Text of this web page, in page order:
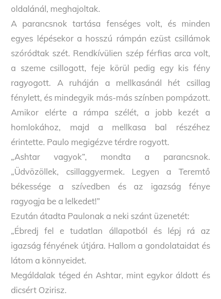
oldalánál, meghajoltak.
A parancsnok tartása fenséges volt, és minden
egyes lépésekor a hosszú rámpán ezüst csillámok
szóródtak szét. Rendkívülien szép férfias arca volt,
a szeme csillogott, feje körül pedig egy kis fény
ragyogott. A ruháján a mellkasánál hét csillag
fénylett, és mindegyik más-más színben pompázott.
Amikor elérte a rámpa szélét, a jobb kezét a
homlokához, majd a mellkasa bal részéhez
érintette. Paulo megigézve térdre rogyott.
„Ashtar vagyok”, mondta a parancsnok.
„Üdvözöllek, csillaggyermek. Legyen a Teremtő
békessége a szívedben és az igazság fénye
ragyogja be a lelkedet!”
Ezután átadta Paulonak a neki szánt üzenetét:
„Ébredj fel e tudatlan állapotból és lépj rá az
igazság fényének útjára. Hallom a gondolataidat és
látom a könnyeidet.
Megáldalak téged én Ashtar, mint egykor áldott és
dicsért Ozirisz.